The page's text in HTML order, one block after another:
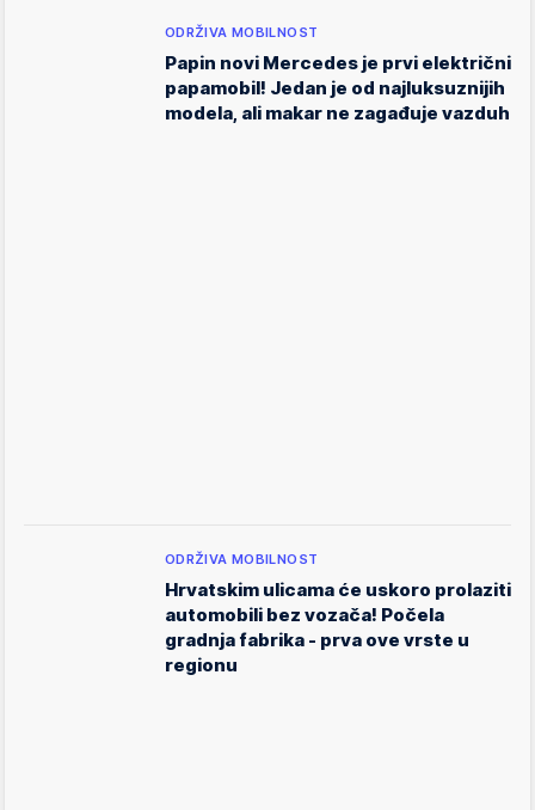
ODRŽIVA MOBILNOST
Papin novi Mercedes je prvi električni
papamobil! Jedan je od najluksuznijih
modela, ali makar ne zagađuje vazduh
ODRŽIVA MOBILNOST
Hrvatskim ulicama će uskoro prolaziti
automobili bez vozača! Počela
gradnja fabrika - prva ove vrste u
regionu